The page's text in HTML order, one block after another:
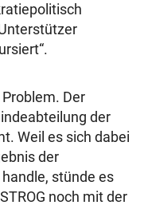
Der
der
Weil es sich dabei
der
stünde es
noch mit der